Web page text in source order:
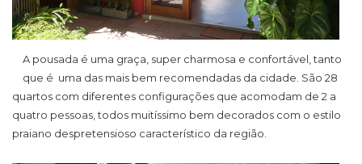
A pousada é uma graça, super charmosa e confortável, tanto
que é uma das mais bem recomendadas da cidade. São 28
quartos com diferentes configurações que acomodam de 2 a
quatro pessoas, todos muitíssimo bem decorados com o estilo
praiano despretensioso característico da região.